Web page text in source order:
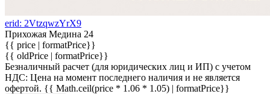
erid: 2VtzqwzYrX9
Прихожая Медина 24
{{ price | formatPrice}}
{{ oldPrice | formatPrice}}
Безналичный расчет (для юридических лиц и ИП) с учетом
НДС: Цена на момент последнего наличия и не является
офертой. {{ Math.ceil(price * 1.06 * 1.05) | formatPrice}}